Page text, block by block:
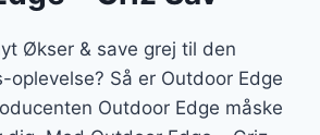
Økser & save grej til den
Så er Outdoor Edge
Outdoor Edge måske